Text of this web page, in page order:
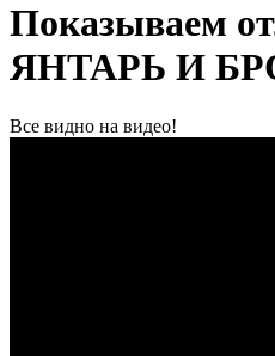
Показываем
ЯНТАРЬ И
Все видно на видео!